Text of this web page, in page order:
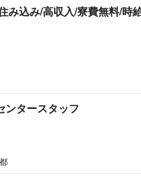
み込み/高収入/寮費無料/時
ンタースタッフ